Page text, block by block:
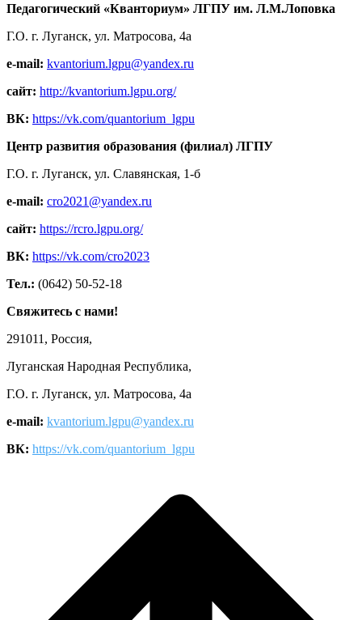
Педагогический «Кванториум» ЛГПУ им. Л.М.Лоповка
Г.О. г. Луганск, ул. Матросова, 4а
e-mail: kvantorium.lgpu@yandex.ru
сайт: http://kvantorium.lgpu.org/
ВК: https://vk.com/quantorium_lgpu
Центр развития образования (филиал) ЛГПУ
Г.О. г. Луганск, ул. Славянская, 1-б
e-mail: cro2021@yandex.ru
сайт: https://rcro.lgpu.org/
ВК: https://vk.com/cro2023
Тел.: (0642) 50-52-18
Свяжитесь с нами!
291011, Россия,
Луганская Народная Республика,
Г.О. г. Луганск, ул. Матросова, 4а
e-mail: kvantorium.lgpu@yandex.ru
ВК: https://vk.com/quantorium_lgpu